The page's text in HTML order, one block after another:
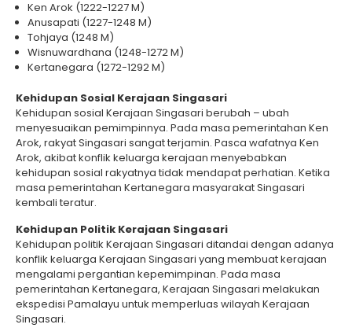
Ken Arok (1222-1227 M)
Anusapati (1227-1248 M)
Tohjaya (1248 M)
Wisnuwardhana (1248-1272 M)
Kertanegara (1272-1292 M)
Kehidupan Sosial Kerajaan Singasari
Kehidupan sosial Kerajaan Singasari berubah – ubah
menyesuaikan pemimpinnya. Pada masa pemerintahan Ken
Arok, rakyat Singasari sangat terjamin. Pasca wafatnya Ken
Arok, akibat konflik keluarga kerajaan menyebabkan
kehidupan sosial rakyatnya tidak mendapat perhatian. Ketika
masa pemerintahan Kertanegara masyarakat Singasari
kembali teratur.
Kehidupan Politik Kerajaan Singasari
Kehidupan politik Kerajaan Singasari ditandai dengan adanya
konflik keluarga Kerajaan Singasari yang membuat kerajaan
mengalami pergantian kepemimpinan. Pada masa
pemerintahan Kertanegara, Kerajaan Singasari melakukan
ekspedisi Pamalayu untuk memperluas wilayah Kerajaan
Singasari.